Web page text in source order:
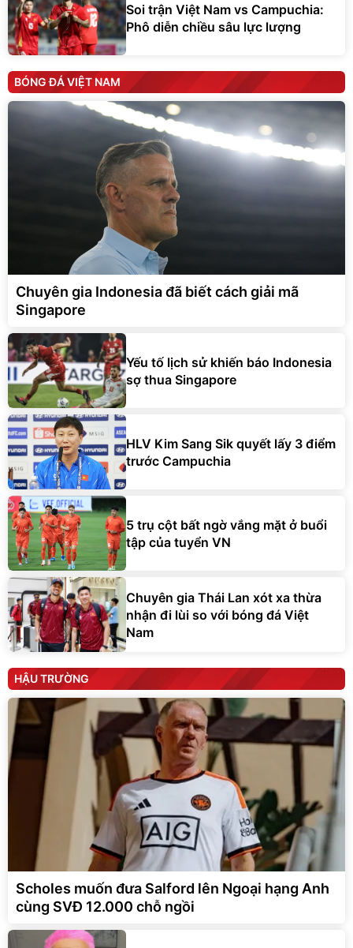
Soi trận Việt Nam vs Campuchia:
Phô diễn chiều sâu lực lượng
BÓNG ĐÁ VIỆT NAM
Chuyên gia Indonesia đã biết cách giải mã
Singapore
Yếu tố lịch sử khiến báo Indonesia
sợ thua Singapore
HLV Kim Sang Sik quyết lấy 3 điểm
trước Campuchia
5 trụ cột bất ngờ vắng mặt ở buổi
tập của tuyển VN
Chuyên gia Thái Lan xót xa thừa
nhận đi lùi so với bóng đá Việt
Nam
HẬU TRƯỜNG
Scholes muốn đưa Salford lên Ngoại hạng Anh
cùng SVĐ 12.000 chỗ ngồi